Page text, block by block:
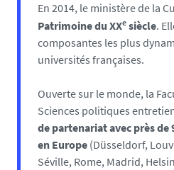
En 2014, le ministère de la
Patrimoine du XXe siècle.
composantes les plus
universités françaises.
Ouverte sur le monde, la
Sciences politiques
de partenariat avec près
en Europe (Düsseldorf,
Séville, Rome, Madrid,